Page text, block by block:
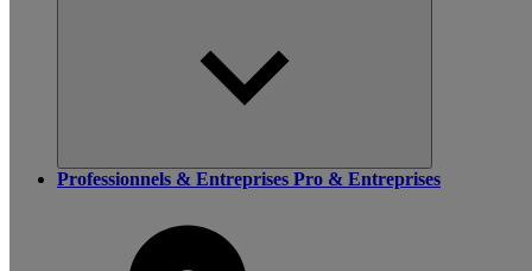
Professionnels & Entreprises Pro & Entreprises